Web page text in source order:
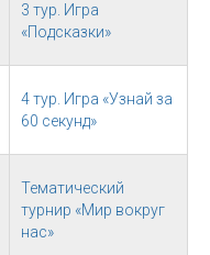
3 тур. Игра
«Подсказки»
4 тур. Игра «Узнай за
60 секунд»
Тематический
турнир «Мир вокруг
нас»